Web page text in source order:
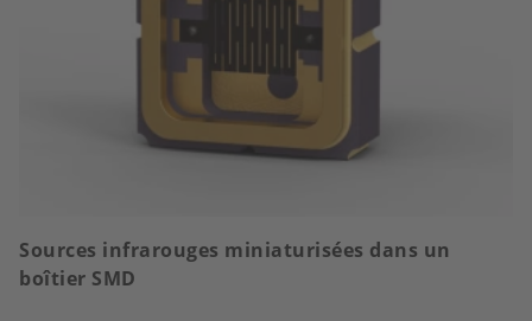
Sources infrarouges miniaturisées dans un
boîtier SMD